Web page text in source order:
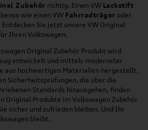
Zubehör richtig. Einen VW Lackstift
wie einen VW Fahrradträger oder
Entdecken Sie jetzt unsere VW Original
Ihren Volkswagen.
Original Zubehör Produkt wird
entwickelt und mittels modernster
aus hochwertigen Materialien hergestellt.
Sicherheitsprüfungen, die über die
Standards hinausgehen, finden
Original Produkte im Volkswagen Zubehör
sicher und zufrieden bleiben. Und Ihr
bleibt.